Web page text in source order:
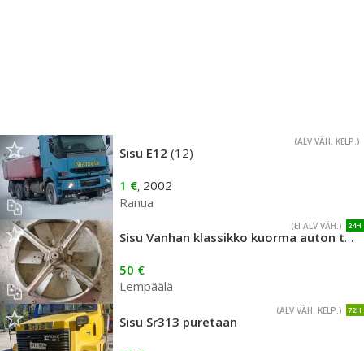
(ALV VÄH. KELP.)
Sisu E12 (12)
1 €, 2002
Ranua
24H
(EI ALV VÄH.)
Sisu Vanhan klassikko kuorma auton tuuletin
50 €
Lempäälä
72H
(ALV VÄH. KELP.)
Sisu Sr313 puretaan